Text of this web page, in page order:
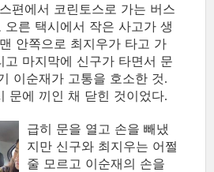
편에서 코린토스로 가는 버스
오른 택시에서 작은 사고가 생
안쪽으로 최지우가 타고 가
고 마지막에 신구가 타면서 문
이순재가 고통을 호소한 것.
문에 끼인 채 닫힌 것이었다.
급히 문을 열고 손을 빼냈
지만 신구와 최지우는 어쩔
줄 모르고 이순재의 손을